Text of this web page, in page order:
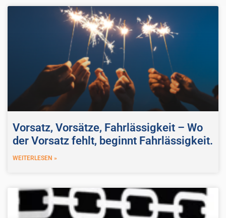
Vorsatz, Vorsätze, Fahrlässigkeit – Wo
der Vorsatz fehlt, beginnt Fahrlässigkeit.
WEITERLESEN »